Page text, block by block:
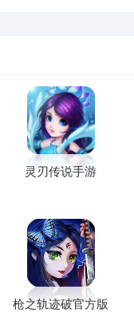
灵刃传说手游
枪之轨迹破官方版